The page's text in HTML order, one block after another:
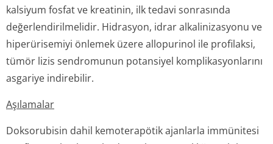
kalsiyum fosfat ve kreatinin, ilk tedavi sonrasında
değerlendiril­melidir. Hidrasyon, idrar alkalinizasyonu ve
hiperürisemiyi önlemek üzere allopurinol ile profilaksi,
tümör lizis sendromunun potansiyel komplikasyonlarını
asgariye indirebilir.
Aşılamalar
Doksorubisin dahil kemoterapötik ajanlarla immünitesi